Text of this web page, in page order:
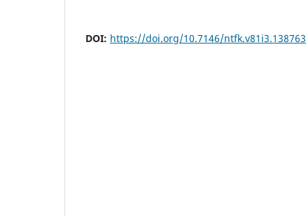
DOI: https://doi.org/10.7146/ntfk.v81i3.138763